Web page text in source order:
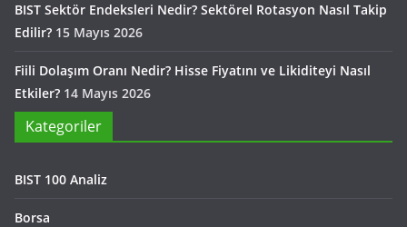
BIST Sektör Endeksleri Nedir? Sektörel Rotasyon Nasıl Takip
Edilir? 15 Mayıs 2026
Fiili Dolaşım Oranı Nedir? Hisse Fiyatını ve Likiditeyi Nasıl
Etkiler? 14 Mayıs 2026
Kategoriler
BIST 100 Analiz
Borsa